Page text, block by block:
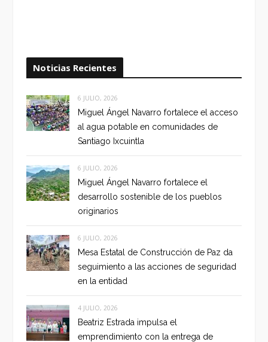
Noticias Recientes
6 JULIO, 2026
Miguel Ángel Navarro fortalece el acceso
al agua potable en comunidades de
Santiago Ixcuintla
6 JULIO, 2026
Miguel Ángel Navarro fortalece el
desarrollo sostenible de los pueblos
originarios
6 JULIO, 2026
Mesa Estatal de Construcción de Paz da
seguimiento a las acciones de seguridad
en la entidad
4 JULIO, 2026
Beatriz Estrada impulsa el
emprendimiento con la entrega de